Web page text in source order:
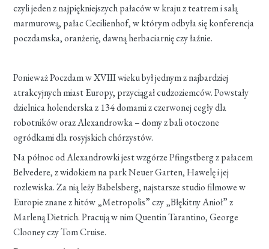
czyli jeden z najpiękniejszych pałaców w kraju z teatrem i salą
marmurową, pałac Cecilienhof, w którym odbyła się konferencja
poczdamska, oranżerię, dawną herbaciarnię czy łaźnie.
Ponieważ Poczdam w XVIII wieku był jednym z najbardziej
atrakcyjnych miast Europy, przyciągał cudzoziemców. Powstały
dzielnica holenderska z 134 domami z czerwonej cegły dla
robotników oraz Alexandrowka – domy z bali otoczone
ogródkami dla rosyjskich chórzystów.
Na północ od Alexandrowki jest wzgórze Pfingstberg z pałacem
Belvedere, z widokiem na park Neuer Garten, Hawelę i jej
rozlewiska. Za nią leży Babelsberg, najstarsze studio filmowe w
Europie znane z hitów „Metropolis” czy „Błękitny Anioł” z
Marleną Dietrich. Pracują w nim Quentin Tarantino, George
Clooney czy Tom Cruise.